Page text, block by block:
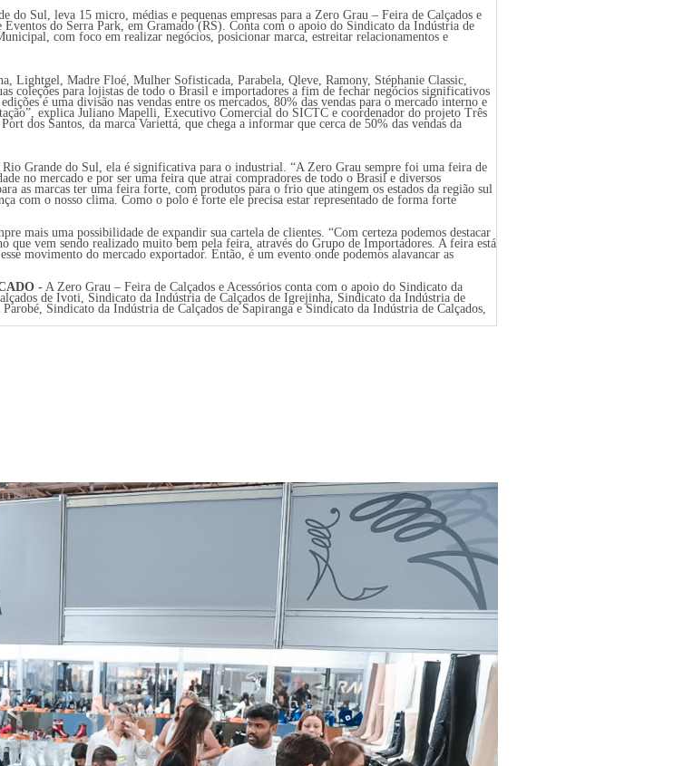
do Sul, leva 15 micro, médias e pequenas empresas para a Zero Grau – Feira de Calçados e
do Serra Park, em Gramado (RS). Conta com o apoio do Sindicato da Indústria de
com foco em realizar negócios, posicionar marca, estreitar relacionamentos e
Lightgel, Madre Floé, Mulher Sofisticada, Parabela, Qleve, Ramony, Stéphanie Classic,
coleções para lojistas de todo o Brasil e importadores a fim de fechar negócios significativos
é uma divisão nas vendas entre os mercados, 80% das vendas para o mercado interno e
explica Juliano Mapelli, Executivo Comercial do SICTC e coordenador do projeto Três
dos Santos, da marca Variettá, que chega a informar que cerca de 50% das vendas da
Grande do Sul, ela é significativa para o industrial. “A Zero Grau sempre foi uma feira de
no mercado e por ser uma feira que atrai compradores de todo o Brasil e diversos
as marcas ter uma feira forte, com produtos para o frio que atingem os estados da região sul
com o nosso clima. Como o polo é forte ele precisa estar representado de forma forte
mais uma possibilidade de expandir sua cartela de clientes. “Com certeza podemos destacar
que vem sendo realizado muito bem pela feira, através do Grupo de Importadores. A feira está
movimento do mercado exportador. Então, é um evento onde podemos alavancar as
- A Zero Grau – Feira de Calçados e Acessórios conta com o apoio do Sindicato da
de Ivoti, Sindicato da Indústria de Calçados de Igrejinha, Sindicato da Indústria de
Sindicato da Indústria de Calçados de Sapiranga e Sindicato da Indústria de Calçados,